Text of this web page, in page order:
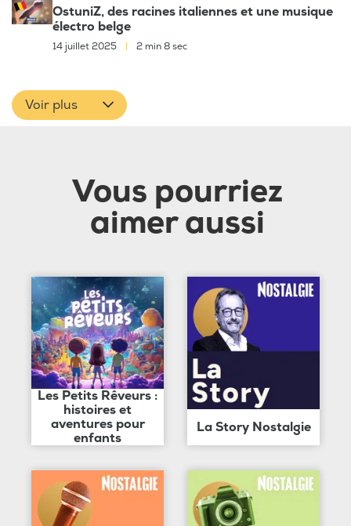
OstuniZ, des racines italiennes et une musique
électro belge
14 juillet 2025 2 min 8 sec
Voir plus
Vous pourriez
aimer aussi
Les Petits Rêveurs :
histoires et
aventures pour
enfants
La Story Nostalgie